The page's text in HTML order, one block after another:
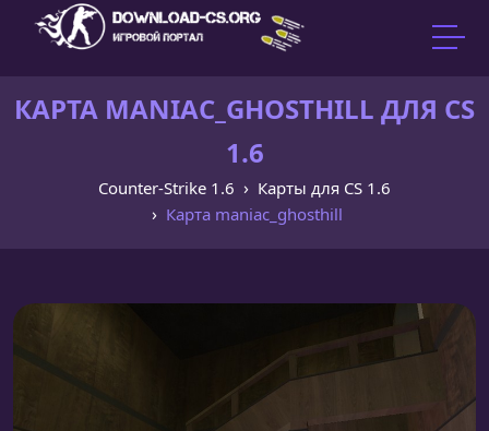
КАРТА MANIAC_GHOSTHILL ДЛЯ CS
1.6
Counter-Strike 1.6
Карты для CS 1.6
Карта maniac_ghosthill